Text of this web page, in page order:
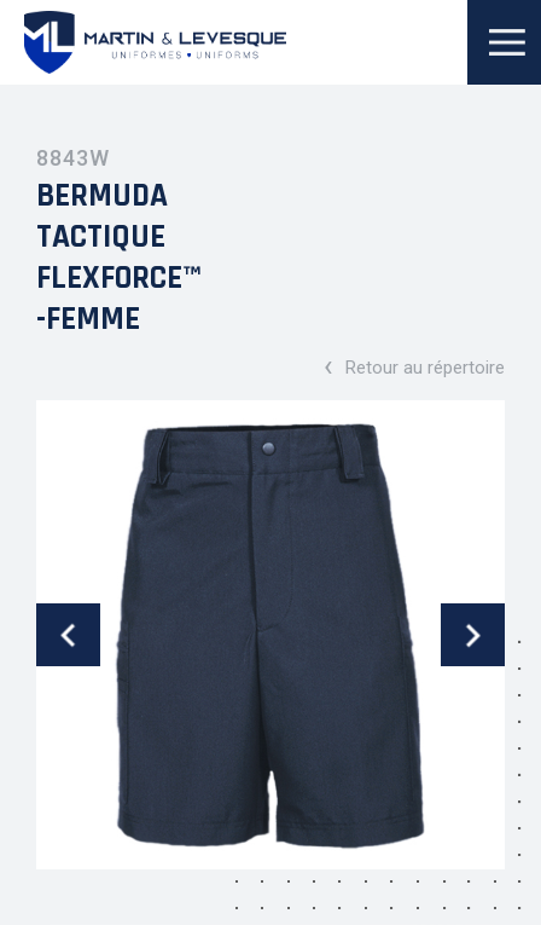
BERMUDA
TACTIQUE
FLEXFORCE™
-FEMME
8843W
‹ Retour au répertoire